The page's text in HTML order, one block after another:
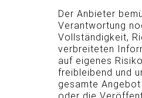
Der Anbieter
Verantwortung
Vollständigkeit,
verbreiteten
auf eigenes
freibleibend und
gesamte
oder die